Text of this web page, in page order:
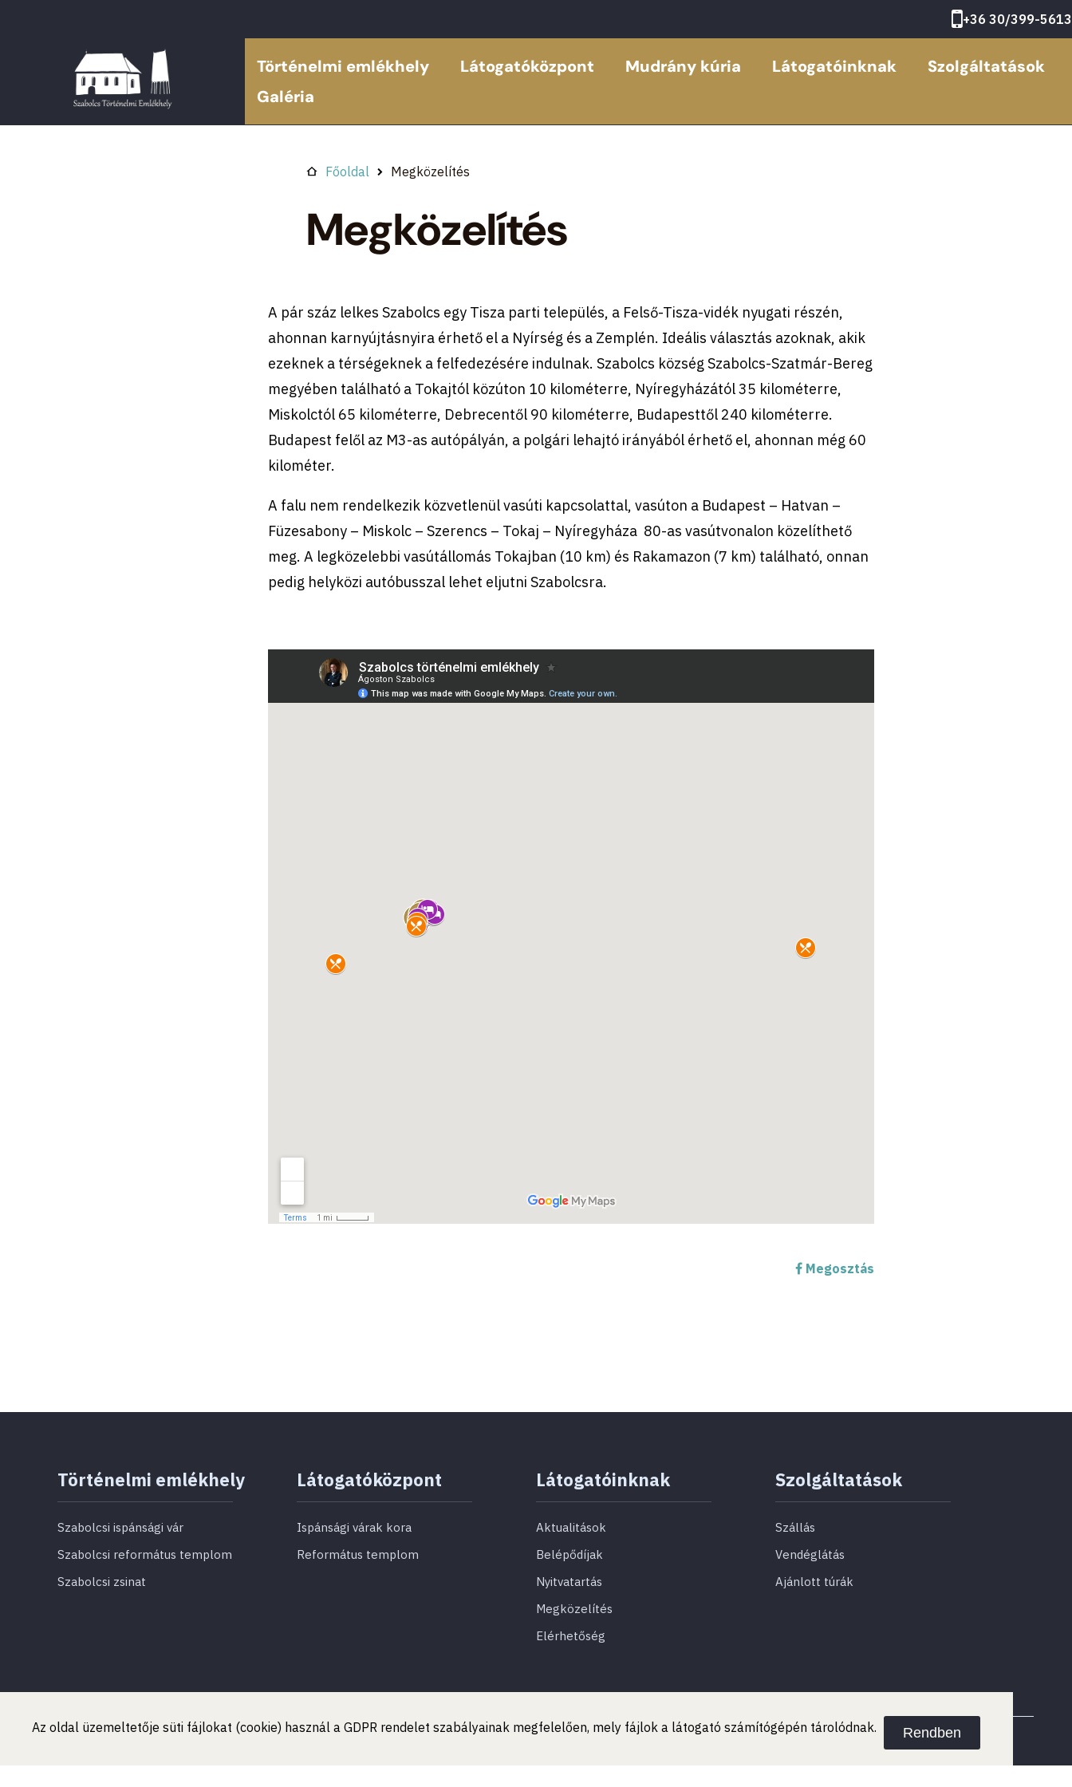
Az oldal üzemeltetője süti fájlokat (cookie) használ a GDPR rendelet szabályainak megfelelően, mely fájlok a látogató számítógépén tárolódnak. Rendben
+36 30/399-5613
Történelmi emlékhely Látogatóközpont Mudrány kúria Látogatóinknak
Szolgáltatások
Galéria
Főoldal Megközelítés
Megközelítés
A pár száz lelkes Szabolcs egy Tisza parti település, a Felső-Tisza-vidék nyugati részén,
ahonnan karnyújtásnyira érhető el a Nyírség és a Zemplén. Ideális választás azoknak, akik
ezeknek a térségeknek a felfedezésére indulnak. Szabolcs község Szabolcs-Szatmár-Bereg
megyében található a Tokajtól közúton 10 kilométerre, Nyíregyházától 35 kilométerre,
Miskolctól 65 kilométerre, Debrecentől 90 kilométerre, Budapesttől 240 kilométerre.
Budapest felől az M3-as autópályán, a polgári lehajtó irányából érhető el, ahonnan még 60
kilométer.
A falu nem rendelkezik közvetlenül vasúti kapcsolattal, vasúton a Budapest – Hatvan –
Füzesabony – Miskolc – Szerencs – Tokaj – Nyíregyháza 80-as vasútvonalon közelíthető
meg. A legközelebbi vasútállomás Tokajban (10 km) és Rakamazon (7 km) található, onnan
pedig helyközi autóbusszal lehet eljutni Szabolcsra.
Megosztás
Történelmi emlékhely
Szabolcsi ispánsági vár
Szabolcsi református templom
Szabolcsi zsinat
Látogatóközpont
Ispánsági várak kora
Református templom
Látogatóinknak
Aktualitások
Belépődíjak
Nyitvatartás
Megközelítés
Elérhetőség
Szolgáltatások
Szállás
Vendéglátás
Ajánlott túrák